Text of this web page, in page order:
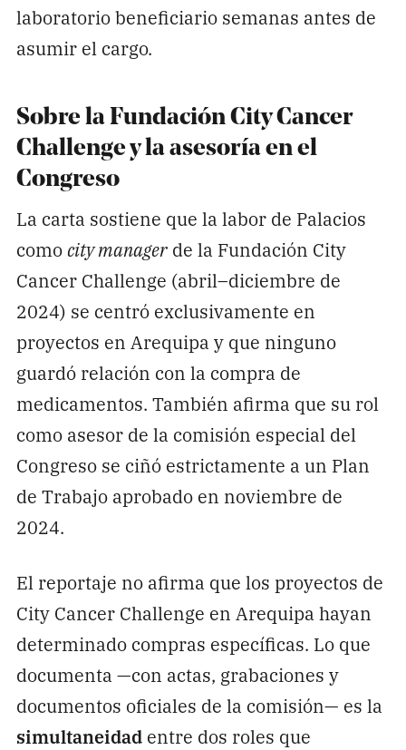
laboratorio beneficiario semanas antes de
asumir el cargo.
Sobre la Fundación City Cancer
Challenge y la asesoría en el
Congreso
La carta sostiene que la labor de Palacios
comocity managerde la Fundación City
Cancer Challenge (abril–diciembre de
2024) se centró exclusivamente en
proyectos en Arequipa y que ninguno
guardó relación con la compra de
medicamentos. También afirma que su rol
como asesor de la comisión especial del
Congreso se ciñó estrictamente a un Plan
de Trabajo aprobado en noviembre de
2024.
El reportaje no afirma que los proyectos de
City Cancer Challenge en Arequipa hayan
determinado compras específicas. Lo que
documenta —con actas, grabaciones y
documentos oficiales de la comisión— es la
simultaneidadentre dos roles que